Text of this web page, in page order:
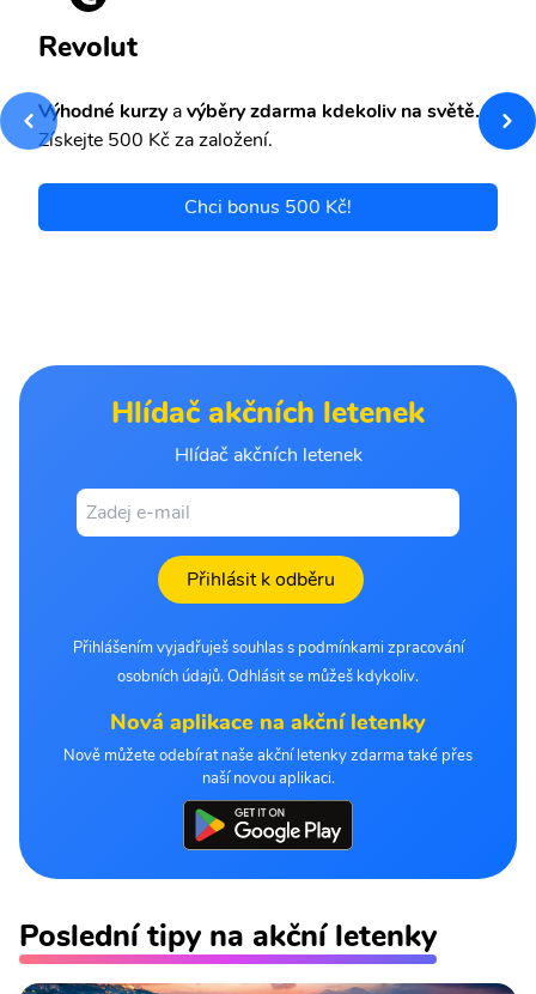
Revolut
Výhodné kurzyavýběry zdarma kdekoliv na světě.
Získejte 500 Kč za založení.
Chci bonus 500 Kč!
Hlídač akčních letenek
Hlídač akčních letenek
Přihlásit k odběru
Přihlášením vyjadřuješ souhlas s podmínkami zpracování
osobních údajů. Odhlásit se můžeš kdykoliv.
Nová aplikace na akční letenky
Nově můžete odebírat naše akční letenky zdarma také přes
naší novou aplikaci.
Poslední tipy na akční letenky